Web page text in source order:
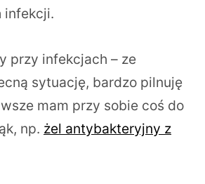
infekcji.
przy infekcjach – ze
sytuację, bardzo pilnuję
mam przy sobie coś do
np. żel antybakteryjny z